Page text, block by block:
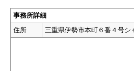
事務所詳細
住所
三重県伊勢市本町６番４号シ